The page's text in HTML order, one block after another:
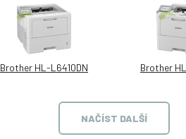
Brother HL-L6410DN Brother
NAČÍST DALŠÍ